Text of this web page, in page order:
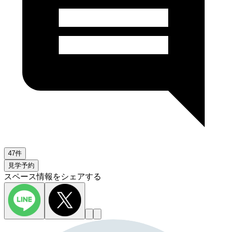
47件
見学予約
スペース情報をシェアする